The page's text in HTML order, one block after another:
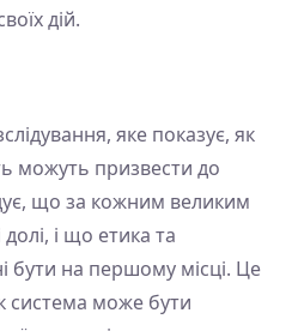
дій.
яке показує, як
можуть призвести до
що за кожним великим
і що етика та
бути на першому місці. Це
система може бути